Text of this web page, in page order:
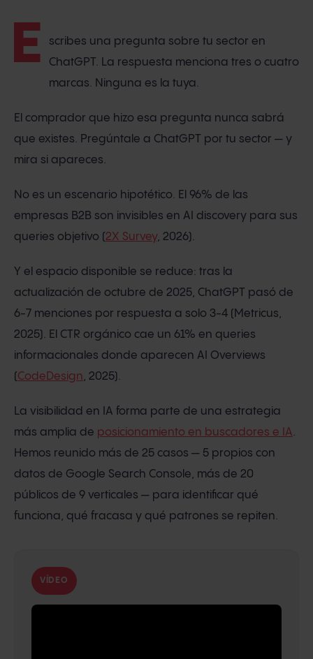
E
scribes una pregunta sobre tu sector en
ChatGPT. La respuesta menciona tres o cuatro
marcas. Ninguna es la tuya.
El comprador que hizo esa pregunta nunca sabrá
que existes. Pregúntale a ChatGPT por tu sector — y
mira si apareces.
No es un escenario hipotético. El 96% de las
empresas B2B son invisibles en AI discovery para sus
queries objetivo (2X Survey, 2026).
Y el espacio disponible se reduce: tras la
actualización de octubre de 2025, ChatGPT pasó de
6-7 menciones por respuesta a solo 3-4 (Metricus,
2025). El CTR orgánico cae un 61% en queries
informacionales donde aparecen AI Overviews
(CodeDesign, 2025).
La visibilidad en IA forma parte de una estrategia
más amplia de posicionamiento en buscadores e IA.
Hemos reunido más de 25 casos — 5 propios con
datos de Google Search Console, más de 20
públicos de 9 verticales — para identificar qué
funciona, qué fracasa y qué patrones se repiten.
VÍDEO